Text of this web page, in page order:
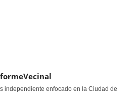
independiente enfocado en la Ciudad de